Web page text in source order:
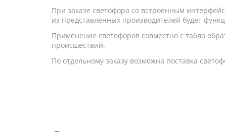
При заказе светофора со встроенным
из представленных производителей будет
Применение светофоров совместно с табло
происшествий.
По отдельному заказу возможна поставка